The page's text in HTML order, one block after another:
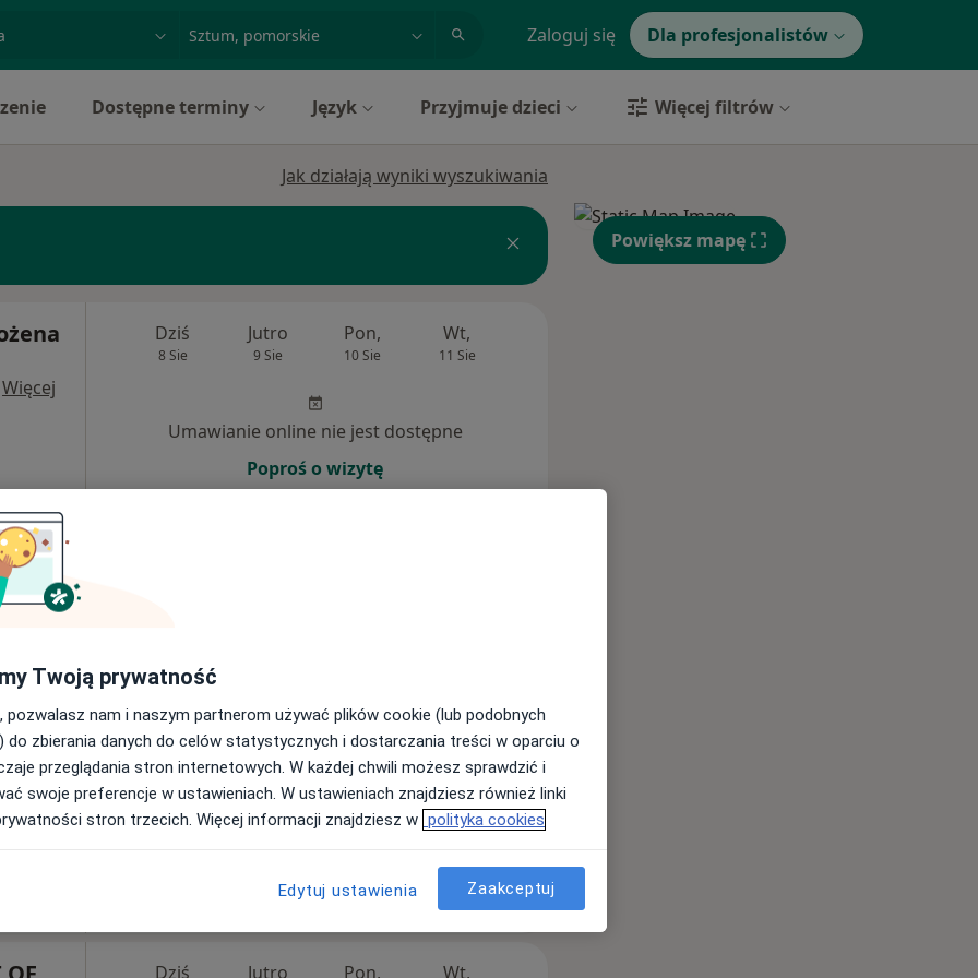
Zaloguj się Dla profesjonalistów
Dostępne terminy Język Przyjmuje dzieci Więcej filtrów
Jak działają wyniki wyszukiwania
Więcej
Almed
Dziś
8 Sie
Jutro
9 Sie
Pon,
10 Sie
Wt,
11 Sie
Umawianie online nie jest dostępne
Poproś o wizytę
Dziś
8 Sie 9 Sie 10 Sie 11 Sie 12 Sie
Umawianie online nie jest dostępne
Poproś o wizytę
Dziś Jutro Pon, Wt,
Powiększ mapę
Twoją prywatność
pozwalasz nam i naszym partnerom używać plików cookie (lub podobnych
do zbierania danych do celów statystycznych i dostarczania treści w oparciu o
przeglądania stron internetowych. W każdej chwili możesz sprawdzić i
swoje preferencje w ustawieniach. W ustawieniach znajdziesz również linki
stron trzecich. Więcej informacji znajdziesz w polityka cookies
Edytuj ustawienia Zaakceptuj